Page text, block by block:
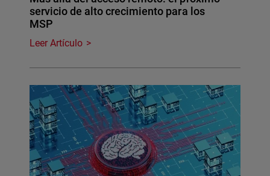
servicio de alto crecimiento para los
MSP
Leer Artículo